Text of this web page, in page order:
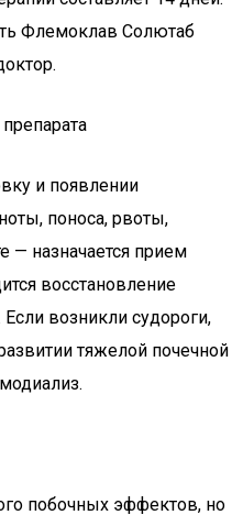
Флемоклав Солютаб
и появлении
поноса, рвоты,
— назначается прием
восстановление
возникли судороги,
тяжелой почечной
побочных эффектов, но